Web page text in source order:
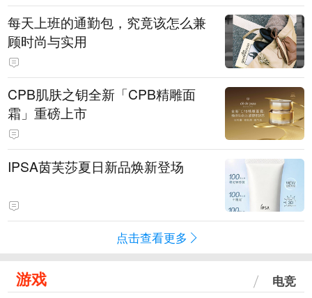
每天上班的通勤包，究竟该怎么兼
顾时尚与实用
CPB肌肤之钥全新「CPB精雕面
霜」重磅上市
IPSA茵芙莎夏日新品焕新登场
点击查看更多
游戏 电竞